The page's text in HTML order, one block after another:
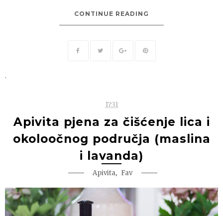
CONTINUE READING
.
17:31
Apivita pjena za čišćenje lica i
okoloočnog područja (maslina
i lavanda)
Apivita, Fav